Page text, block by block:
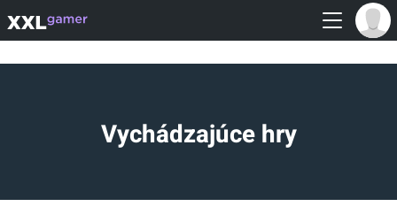
Vychádzajúce hry